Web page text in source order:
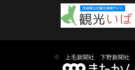
© 上毛新聞社 下野新聞社